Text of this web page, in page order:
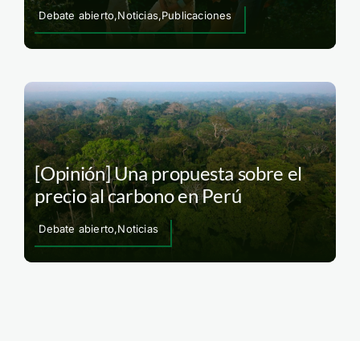
Debate abierto,Noticias,Publicaciones
[Opinión] Una propuesta sobre el
precio al carbono en Perú
Debate abierto,Noticias